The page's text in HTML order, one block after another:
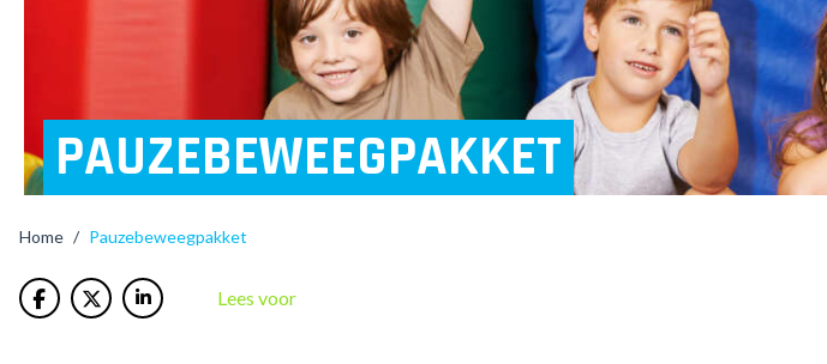
PAUZEBEWEEGPAKKET
Home / Pauzebeweegpakket
Lees voor